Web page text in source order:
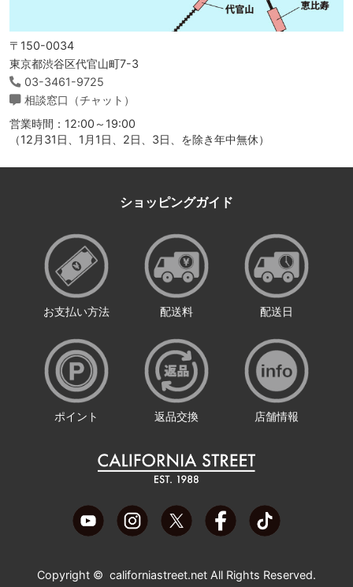
〒150-0034
東京都渋谷区代官山町7-3
03-3461-9725
相談窓口（チャット）
営業時間：12:00～19:00
（12月31日、1月1日、2日、3日、を除き年中無休）
ショッピングガイド
お支払い方法 配送料 配送日
ポイント 返品交換 店舗情報
Copyright © californiastreet.net All Rights Reserved.